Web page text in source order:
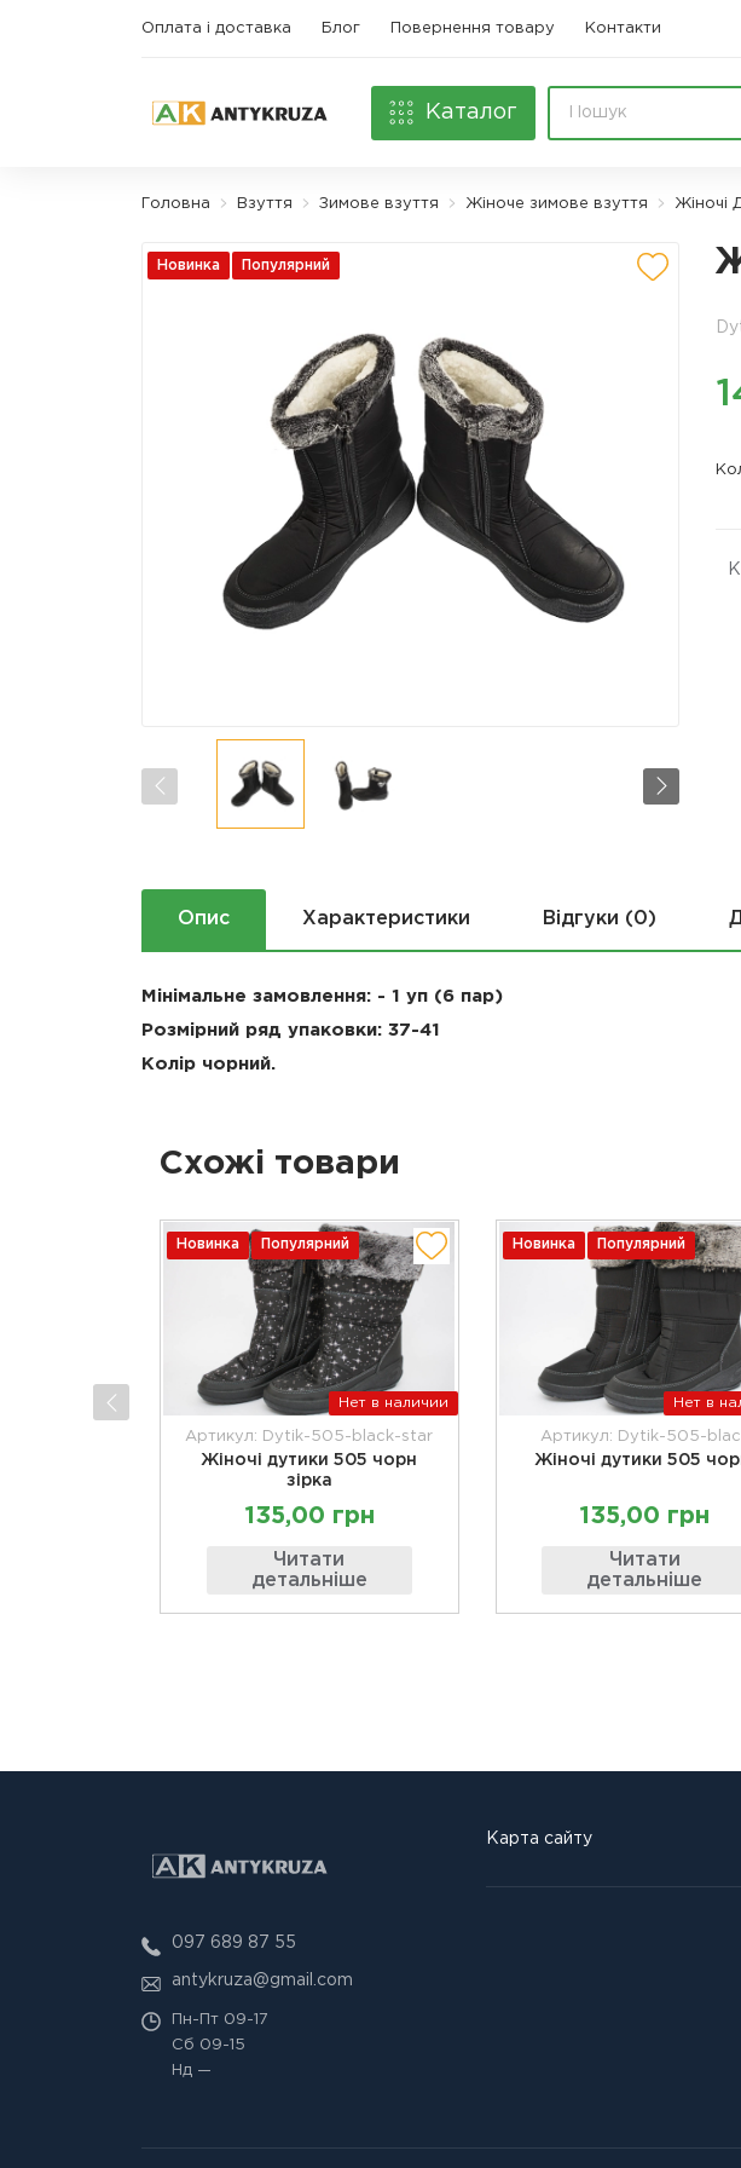
Оплата і доставка Блог Повернення товару Контакти
Каталог
Головна Взуття Зимове взуття Жіноче зимове взуття Жіночі
Новинка Популярний
Опис Характеристики Відгуки (0)
Мінімальне замовлення: - 1 уп (6 пар)
Розмірний ряд упаковки: 37-41
Колір чорний.
Схожі товари
Новинка Популярний
Нет в наличии
Артикул: Dytik-505-black-star
Жіночі дутики 505 чорн
зірка
135,00 грн
Читати
детальніше
Новинка Популярний
Нет в
Артикул: Dytik-505-
Жіночі дутики 505
135,00 грн
Читати
детальніше
097 689 87 55
antykruza@gmail.com
Пн-Пт 09-17
Сб 09-15
Нд —
Карта сайту